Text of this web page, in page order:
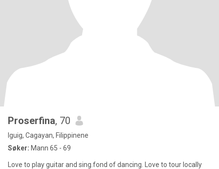
Proserfina, 70
Iguig, Cagayan, Filippinene
Søker: Mann 65 - 69
Love to play guitar and sing.fond of dancing. Love to tour locally